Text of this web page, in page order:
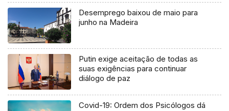
Desemprego baixou de maio para
junho na Madeira
Putin exige aceitação de todas as
suas exigências para continuar
diálogo de paz
Covid-19: Ordem dos Psicólogos dá